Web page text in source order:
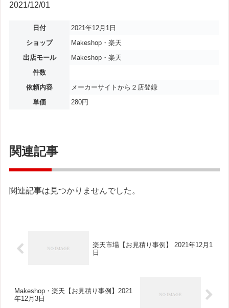
2021/12/01
日付
2021年12月1日
ショップ
Makeshop・楽天
出店モール
Makeshop・楽天
件数
依頼内容
メーカーサイトから２店登録
単価
280円
関連記事
関連記事は見つかりませんでした。
楽天市場【お見積り事例】 2021年12月1
日
Makeshop・楽天【お見積り事例】2021
年12月3日